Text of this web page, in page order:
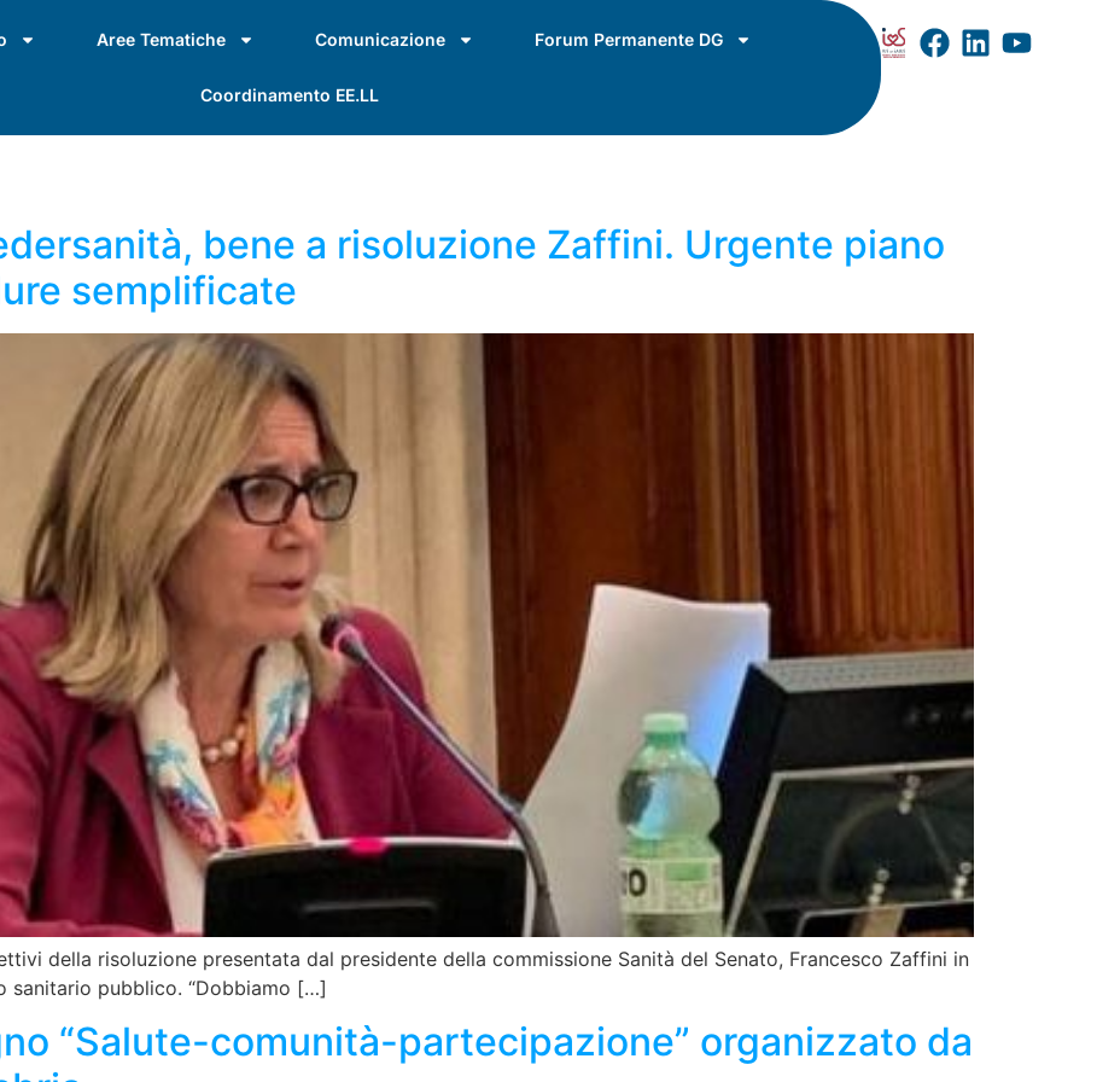
Aree Tematiche Comunicazione Forum Permanente DG
Coordinamento EE.LL
bene a risoluzione Zaffini. Urgente piano
semplificate
della risoluzione presentata dal presidente della commissione Sanità del Senato, Francesco Zaffini in
sanitario pubblico. “Dobbiamo […]
“Salute-comunità-partecipazione” organizzato da